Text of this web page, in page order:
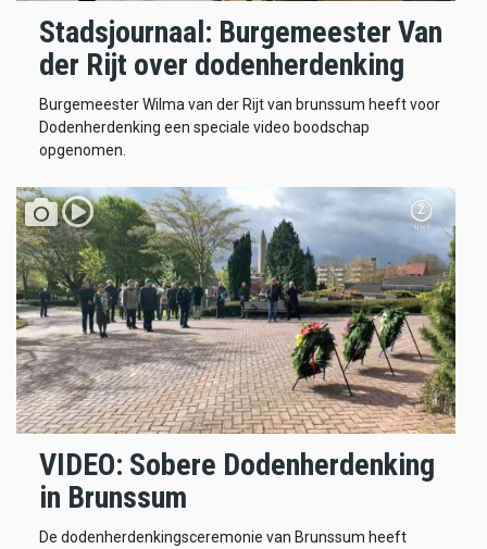
Stadsjournaal: Burgemeester Van
der Rijt over dodenherdenking
Burgemeester Wilma van der Rijt van brunssum heeft voor
Dodenherdenking een speciale video boodschap
opgenomen.
VIDEO: Sobere Dodenherdenking
in Brunssum
De dodenherdenkingsceremonie van Brunssum heeft